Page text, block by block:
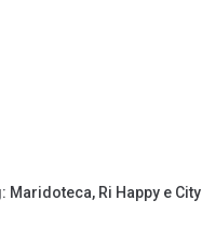
Maridoteca, Ri Happy e City